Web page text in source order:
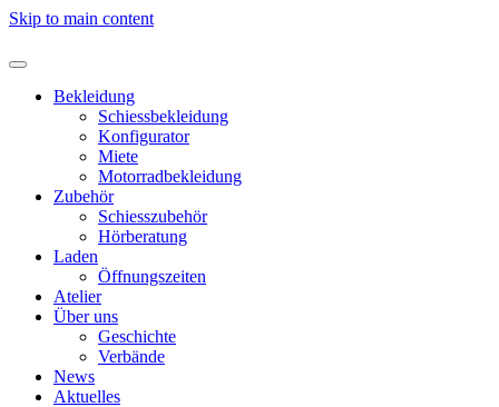
Skip to main content
Bekleidung
Schiessbekleidung
Konfigurator
Miete
Motorradbekleidung
Zubehör
Schiesszubehör
Hörberatung
Laden
Öffnungszeiten
Atelier
Über uns
Geschichte
Verbände
News
Aktuelles